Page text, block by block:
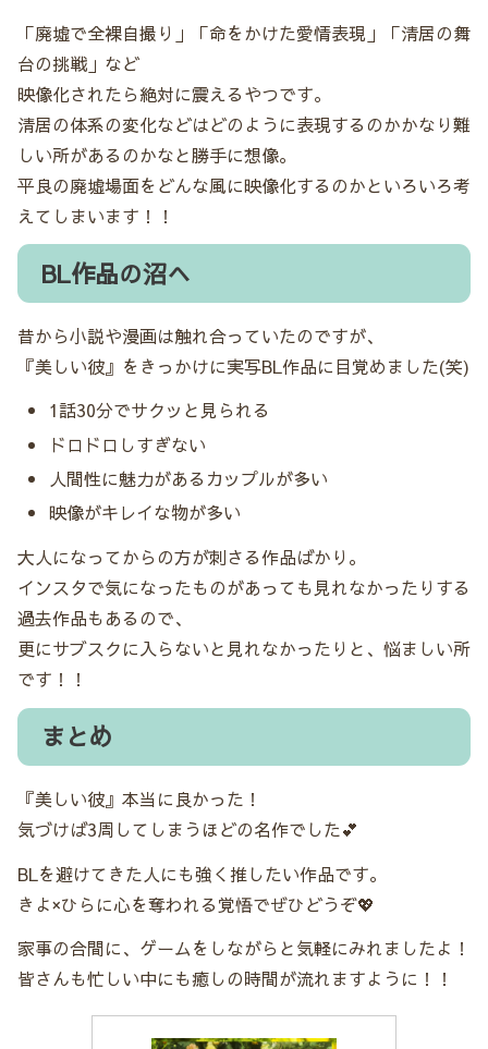
「廃墟で全裸自撮り」「命をかけた愛情表現」「清居の舞
台の挑戦」など
映像化されたら絶対に震えるやつです。
清居の体系の変化などはどのように表現するのかかなり難
しい所があるのかなと勝手に想像。
平良の廃墟場面をどんな風に映像化するのかといろいろ考
えてしまいます！！
BL作品の沼へ
昔から小説や漫画は触れ合っていたのですが、
『美しい彼』をきっかけに実写BL作品に目覚めました(笑)
1話30分でサクッと見られる
ドロドロしすぎない
人間性に魅力があるカップルが多い
映像がキレイな物が多い
大人になってからの方が刺さる作品ばかり。
インスタで気になったものがあっても見れなかったりする
過去作品もあるので、
更にサブスクに入らないと見れなかったりと、悩ましい所
です！！
まとめ
『美しい彼』本当に良かった！
気づけば3周してしまうほどの名作でした💕
BLを避けてきた人にも強く推したい作品です。
きよ×ひらに心を奪われる覚悟でぜひどうぞ💖
家事の合間に、ゲームをしながらと気軽にみれましたよ！
皆さんも忙しい中にも癒しの時間が流れますように！！